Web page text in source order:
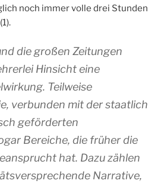
noch immer volle drei Stunden
(1).
die großen Zeitungen
Hinsicht eine
Teilweise
verbunden mit der staatlich
geförderten
Bereiche, die früher die
hat. Dazu zählen
Narrative,